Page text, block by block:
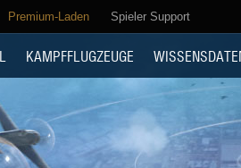
Premium-Laden Spieler Support
KAMPFFLUGZEUGE